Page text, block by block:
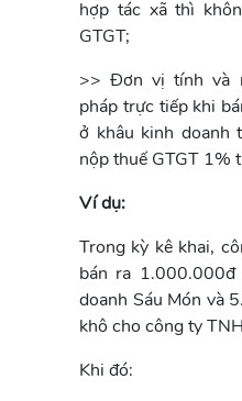
hợp tác xã thì
GTGT;
>> Đơn vị tính và
pháp trực tiếp khi
ở khâu kinh doanh
nộp thuế GTGT 1%
Ví dụ:
Trong kỳ kê khai,
bán ra
doanh Sáu Món và
khô cho công ty
Khi đó: